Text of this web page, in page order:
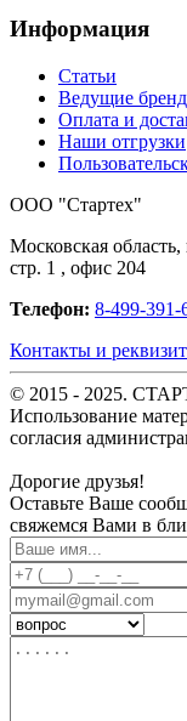
Информация
Статьи
Ведущие
Оплата и
Наши отгрузки
OOO "Стартех"
Московская
стр. 1 , офис 204
Телефон: 8-499-391-
Контакты и
© 2015 - 2025.
Использование
согласия
Дорогие друзья!
Оставьте Ваше
свяжемся Вами в